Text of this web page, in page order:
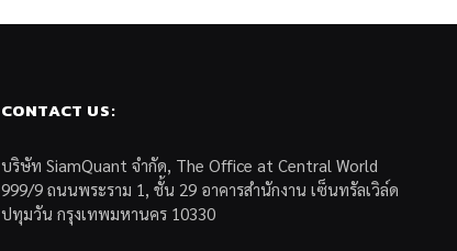
CONTACT US:
บริษัท SiamQuant จำกัด, The Office at Central World
999/9 ถนนพระราม 1, ชั้น 29 อาคารสำนักงาน เซ็นทรัลเวิล์ด
ปทุมวัน กรุงเทพมหานคร 10330